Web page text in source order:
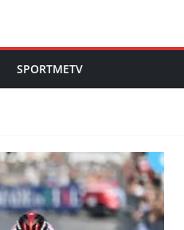
SPORTMETV